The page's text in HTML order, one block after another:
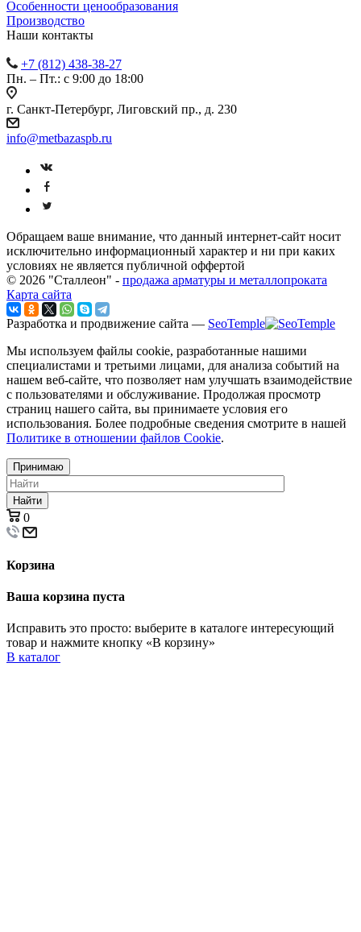
Особенности ценообразования
Производство
Наши контакты
+7 (812) 438-38-27
Пн. – Пт.: с 9:00 до 18:00
г. Санкт-Петербург, Лиговский пр., д. 230
info@metbazaspb.ru
Обращаем ваше внимание, что данный интернет-сайт носит
исключительно информационный характер и ни при каких
условиях не является публичной оффертой
© 2026 "Сталлеон" - продажа арматуры и металлопроката
Карта сайта
Разработка и продвижение сайта — SeoTemple
Мы используем файлы cookie, разработанные нашими
специалистами и третьими лицами, для анализа событий на
нашем веб-сайте, что позволяет нам улучшать взаимодействие
с пользователями и обслуживание. Продолжая просмотр
страниц нашего сайта, вы принимаете условия его
использования. Более подробные сведения смотрите в нашей
Политике в отношении файлов Cookie.
Принимаю
Найти
0
Корзина
Ваша корзина пуста
Исправить это просто: выберите в каталоге интересующий
товар и нажмите кнопку «В корзину»
В каталог